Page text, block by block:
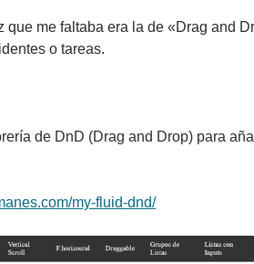
que me faltaba era la de «Drag and
o tareas.
de DnD (Drag and Drop) para
my-fluid-dnd/